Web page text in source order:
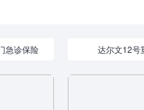
急诊保险 达尔文12号